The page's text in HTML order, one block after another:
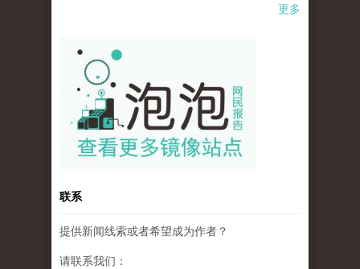
更多
pao-pao-banner-mirror-site-120814.jpg
联系
提供新闻线索或者希望成为作者？
请联系我们：